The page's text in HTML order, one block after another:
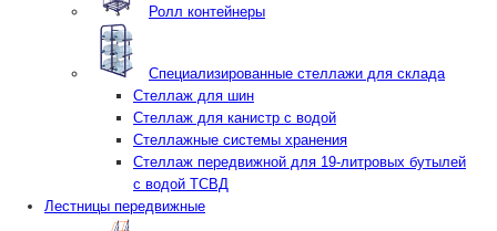
Ролл контейнеры
Специализированные стеллажи для склада
Стеллаж для шин
Стеллаж для канистр с водой
Стеллажные системы хранения
Стеллаж передвижной для 19-литровых бутылей
с водой ТСВД
Лестницы передвижные